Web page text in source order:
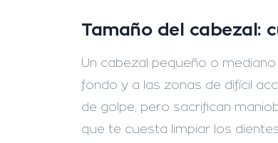
Tamaño del cabezal:
Un cabezal pequeño o
fondo y a las zonas de difícil
de golpe, pero sacrifican
que te cuesta limpiar los